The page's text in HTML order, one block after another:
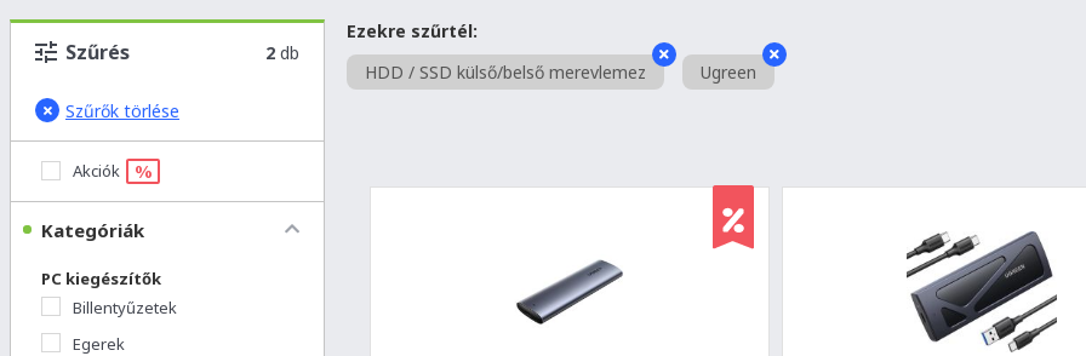
Szűrés 2 db
Szűrők törlése
Akciók %
Kategóriák
PC kiegészítők
Billentyűzetek
Egerek
Ezekre szűrtél:
HDD / SSD külső/belső merevlemez
Ugreen